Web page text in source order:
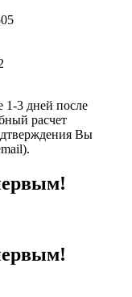
1-3 дней после
расчет
Вы